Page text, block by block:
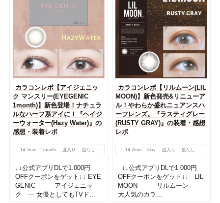
カラコンレポ【アイジェニッ
ク マンスリー(EYEGENIC
1month)】新色登場！ナチュラ
ルなハーフ系アイに！『ヘイジ
ーウォーター(Hazy Water)』の
感想・装着レポ
14.5mm 1month 度入り 度なし
↓↓公式アプリDLで1.000円
OFFクーポンをゲット↓↓ EYE
GENIC ― アイジェニッ
ク ― 女優としてもTVド...
カラコンレポ【リルムーン(LIL
MOON)】新色発売&リニューア
ル！やわらか盛れニュアンスハ
ーフレンズ。『ラスティグレー
(RUSTY GRAY)』の装着・感想
レポ
14.2mm 1day 度入り 度なし
↓↓公式アプリDLで1.000円
OFFクーポンをゲット↓↓ LIL
MOON ― リルムーン ―
大人気のカラ...